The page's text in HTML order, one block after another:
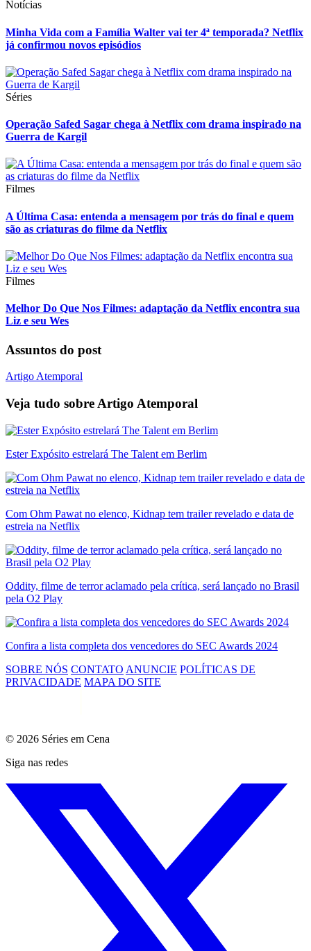
Notícias
Minha Vida com a Família Walter vai ter 4ª temporada? Netflix
já confirmou novos episódios
Séries
Operação Safed Sagar chega à Netflix com drama inspirado na
Guerra de Kargil
Filmes
A Última Casa: entenda a mensagem por trás do final e quem
são as criaturas do filme da Netflix
Filmes
Melhor Do Que Nos Filmes: adaptação da Netflix encontra sua
Liz e seu Wes
Assuntos do post
Artigo Atemporal
Veja tudo sobre Artigo Atemporal
Ester Expósito estrelará The Talent em Berlim
Com Ohm Pawat no elenco, Kidnap tem trailer revelado e data de
estreia na Netflix
Oddity, filme de terror aclamado pela crítica, será lançado no Brasil
pela O2 Play
Confira a lista completa dos vencedores do SEC Awards 2024
SOBRE NÓS CONTATO ANUNCIE POLÍTICAS DE
PRIVACIDADE MAPA DO SITE
© 2026 Séries em Cena
Siga nas redes